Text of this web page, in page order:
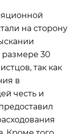
на сторону
30
так как
в
честь и